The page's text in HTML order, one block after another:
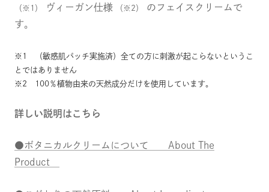
（※1） ヴィーガン仕様 （※2）
のフェイスクリームで
す。
※1 （敏感肌パッチ実施済）全ての方に刺激が起こらないというこ
とではありません
※2 100％植物由来の天然成分だけを使用しています。
詳しい説明はこちら
●ボタニカルクリームについて About The
Product